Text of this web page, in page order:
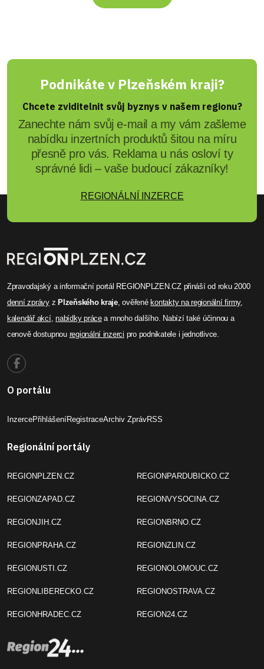
Podnikáte v Plzeňském kraji?
Chcete zviditelnit svůj byznys v našem regionu?
Zanechte nám svůj e-mail a my vám zašleme
nabídku inzertních produktů šitou na míru
přesně pro vás. Reklama u nás osloví ty
správné lidi – vaše budoucí zákazníky!
REGIONÁLNÍ INZERCE
Zpravodajský a informační portál REGIONPLZEN.CZ přináší od roku 2000
denní zprávyzPlzeňského kraje, ověřenékontakty na regionální firmy,
kalendář akcí,nabídky prácea mnoho dalšího. Nabízí také účinnou a
cenově dostupnou regionální inzerci pro podnikatele i jednotlivce.
O portálu
InzercePřihlášeníRegistraceArchiv ZprávRSS
Regionální portály
REGIONPLZEN.CZ
REGIONZAPAD.CZ
REGIONJIH.CZ
REGIONPRAHA.CZ
REGIONUSTI.CZ
REGIONLIBERECKO.CZ
REGIONHRADEC.CZ
REGIONPARDUBICKO.CZ
REGIONVYSOCINA.CZ
REGIONBRNO.CZ
REGIONZLIN.CZ
REGIONOLOMOUC.CZ
REGIONOSTRAVA.CZ
REGION24.CZ